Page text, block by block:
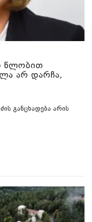
წლობით
არ დარჩა,
განცხადება არის